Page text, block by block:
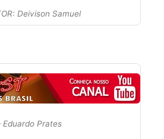
Deivison Samuel
Eduardo Prates